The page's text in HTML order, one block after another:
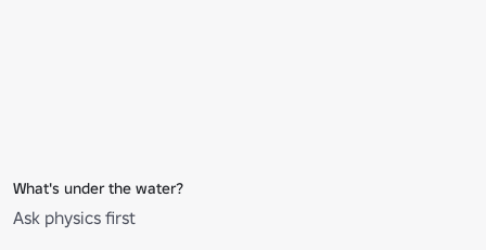
What's under the water?
Ask physics first